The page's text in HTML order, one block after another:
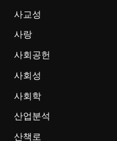
사교성
사랑
사회공헌
사회성
사회학
산업분석
산책로